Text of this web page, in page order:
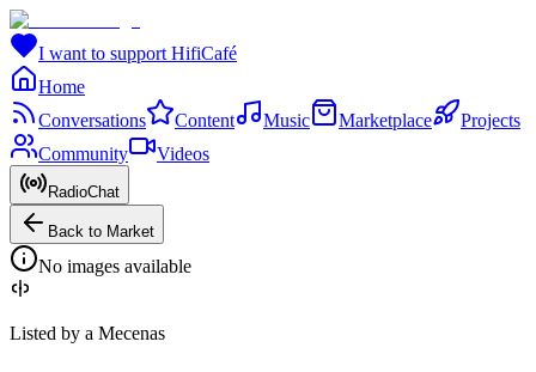
I want to support HifiCafé
Home
Conversations
Content Music Marketplace
Projects
Community
Videos
RadioChat
Back to Market
No images available
Listed by a Mecenas